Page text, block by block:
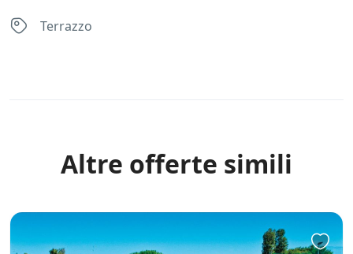
Terrazzo
Altre offerte simili